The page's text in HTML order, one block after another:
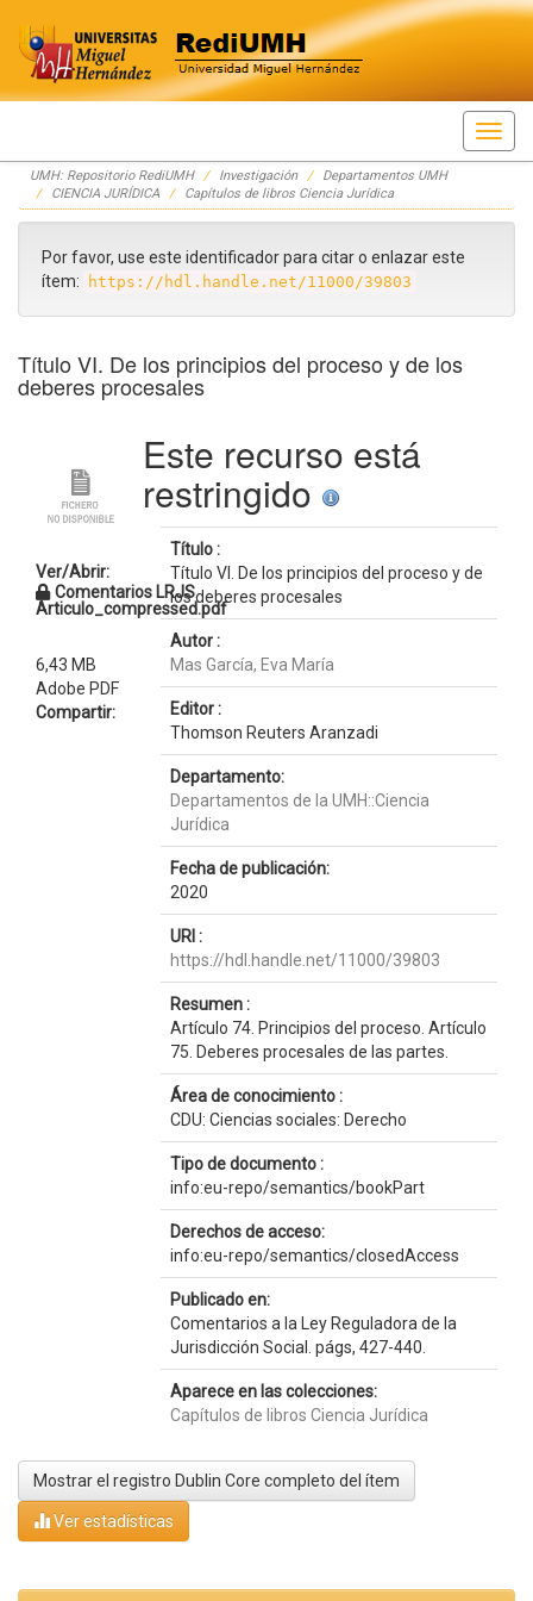
Skip
navigation
UMH: Repositorio RediUMH Investigación
Departamentos UMH
CIENCIA JURÍDICA
Capítulos de libros Ciencia Jurídica
Por favor, use este identificador para citar o enlazar este
ítem:
https://hdl.handle.net/11000/39803
Título VI. De los principios del proceso y de los
deberes procesales
Ver/Abrir:
Comentarios LRJS
Articulo_compressed.pdf
6,43 MB
Adobe PDF
Compartir:
Este recurso está
restringido
Título :
Título VI. De los principios del proceso y de
los deberes procesales
Autor :
Mas García, Eva María
Editor :
Thomson Reuters Aranzadi
Departamento:
Departamentos de la UMH::Ciencia
Jurídica
Fecha de publicación:
2020
URI :
https://hdl.handle.net/11000/39803
Resumen :
Artículo 74. Principios del proceso. Artículo
75. Deberes procesales de las partes.
Área de conocimiento :
CDU: Ciencias sociales: Derecho
Tipo de documento :
info:eu-repo/semantics/bookPart
Derechos de acceso:
info:eu-repo/semantics/closedAccess
Publicado en:
Comentarios a la Ley Reguladora de la
Jurisdicción Social. págs, 427-440.
Aparece en las colecciones:
Capítulos de libros Ciencia Jurídica
Mostrar el registro Dublin Core completo del ítem
Ver estadísticas